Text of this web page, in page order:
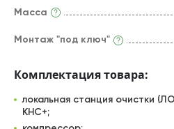
Масса
Монтаж "под ключ"
Комплектация товара:
локальная станция очистки
КНС+;